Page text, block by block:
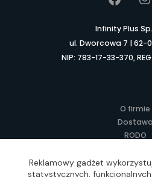
Infinity Plus
ul. Dworcowa 7 | 62-
NIP: 783-17-33-370,
O firmie
Dostawa
RODO
Reklamowy gadżet
statystycznych,